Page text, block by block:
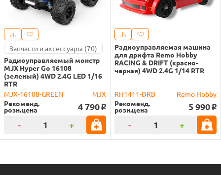
Запчасти и аксессуары (70)
Радиоуправляемый монстр
MJX Hyper Go 16108
(зеленый) 4WD 2.4G LED 1/16
RTR
MJX-16108-GREEN
MJX
Рекоменд.
розн.цена 4 790 o
- +
Радиоуправляемая машина
для дрифта Remo Hobby
RACING & DRIFT (красно-
черная) 4WD 2.4G 1/14 RTR
RH1411-DRB
Remo Hobby
Рекоменд.
розн.цена 5 990 o
- +